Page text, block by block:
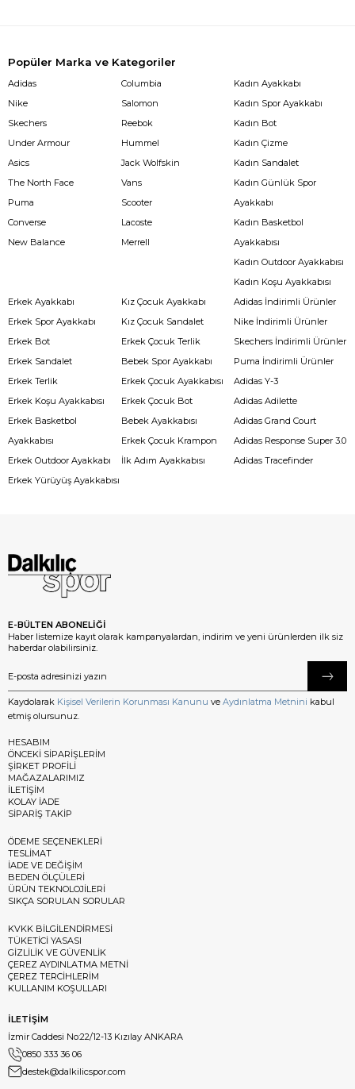
Popüler Marka ve Kategoriler
Adidas
Nike
Skechers
Under Armour
Asics
The North Face
Puma
Converse
New Balance
Columbia
Salomon
Reebok
Hummel
Jack Wolfskin
Vans
Scooter
Lacoste
Merrell
Kadın Ayakkabı
Kadın Spor Ayakkabı
Kadın Bot
Kadın Çizme
Kadın Sandalet
Kadın Günlük Spor
Ayakkabı
Kadın Basketbol
Ayakkabısı
Kadın Outdoor Ayakkabısı
Kadın Koşu Ayakkabısı
Erkek Ayakkabı
Erkek Spor Ayakkabı
Erkek Bot
Erkek Sandalet
Erkek Terlik
Erkek Koşu Ayakkabısı
Erkek Basketbol
Ayakkabısı
Erkek Outdoor Ayakkabı
Erkek Yürüyüş Ayakkabısı
Kız Çocuk Ayakkabı
Kız Çocuk Sandalet
Erkek Çocuk Terlik
Bebek Spor Ayakkabı
Erkek Çocuk Ayakkabısı
Erkek Çocuk Bot
Bebek Ayakkabısı
Erkek Çocuk Krampon
İlk Adım Ayakkabısı
Adidas İndirimli Ürünler
Nike İndirimli Ürünler
Skechers İndirimli Ürünler
Puma İndirimli Ürünler
Adidas Y-3
Adidas Adilette
Adidas Grand Court
Adidas Response Super 3.0
Adidas Tracefinder
E-BÜLTEN ABONELİĞİ
Haber listemize kayıt olarak kampanyalardan, indirim ve yeni ürünlerden ilk siz
haberdar olabilirsiniz.
Kaydolarak Kişisel Verilerin Korunması Kanunu ve Aydınlatma Metnini kabul
etmiş olursunuz.
HESABIM
ÖNCEKİ SİPARİŞLERİM
ŞİRKET PROFİLİ
MAĞAZALARIMIZ
İLETİŞİM
KOLAY İADE
SİPARİŞ TAKİP
ÖDEME SEÇENEKLERİ
TESLİMAT
İADE VE DEĞİŞİM
BEDEN ÖLÇÜLERİ
ÜRÜN TEKNOLOJİLERİ
SIKÇA SORULAN SORULAR
KVKK BİLGİLENDİRMESİ
TÜKETİCİ YASASI
GİZLİLİK VE GÜVENLİK
ÇEREZ AYDINLATMA METNİ
ÇEREZ TERCİHLERİM
KULLANIM KOŞULLARI
İLETİŞİM
İzmir Caddesi No:22/12-13 Kızılay ANKARA
0850 333 36 06
destek@dalkilicspor.com